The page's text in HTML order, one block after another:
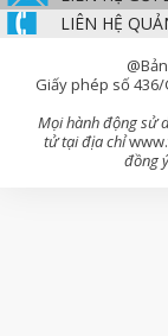
LIÊN HỆ
Giấy phép số 436/
Mọi hành động sử
tử tại địa chỉ
đồng